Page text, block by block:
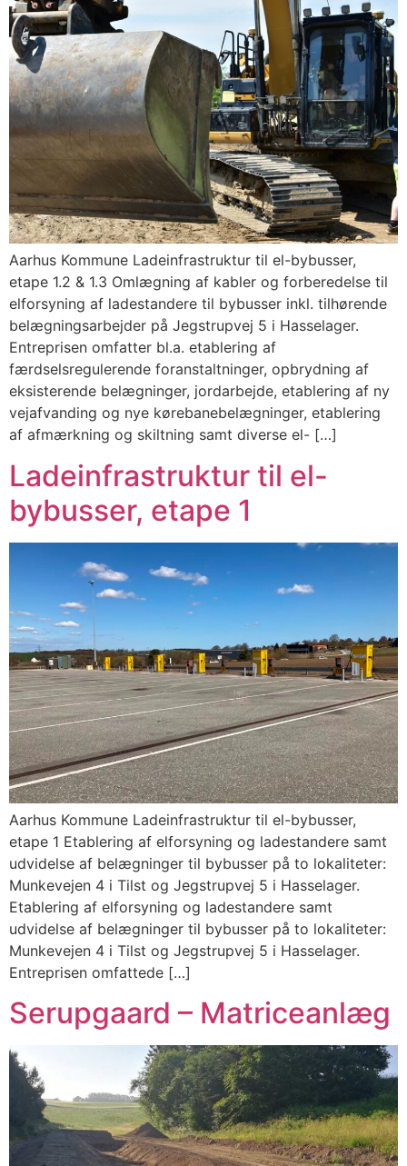
Aarhus Kommune Ladeinfrastruktur til el-bybusser,
etape 1.2 & 1.3 Omlægning af kabler og forberedelse til
elforsyning af ladestandere til bybusser inkl. tilhørende
belægningsarbejder på Jegstrupvej 5 i Hasselager.
Entreprisen omfatter bl.a. etablering af
færdselsregulerende foranstaltninger, opbrydning af
eksisterende belægninger, jordarbejde, etablering af ny
vejafvanding og nye kørebanebelægninger, etablering
af afmærkning og skiltning samt diverse el- […]
Ladeinfrastruktur til el-
bybusser, etape 1
Aarhus Kommune Ladeinfrastruktur til el-bybusser,
etape 1 Etablering af elforsyning og ladestandere samt
udvidelse af belægninger til bybusser på to lokaliteter:
Munkevejen 4 i Tilst og Jegstrupvej 5 i Hasselager.
Etablering af elforsyning og ladestandere samt
udvidelse af belægninger til bybusser på to lokaliteter:
Munkevejen 4 i Tilst og Jegstrupvej 5 i Hasselager.
Entreprisen omfattede […]
Serupgaard – Matriceanlæg